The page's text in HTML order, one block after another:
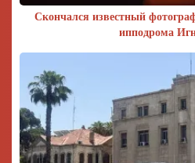
Скончался известный
ипподрома